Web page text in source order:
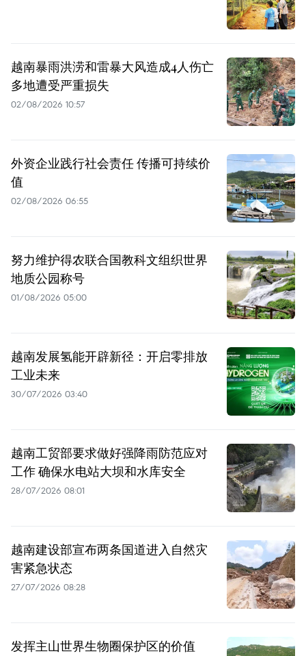
越南暴雨洪涝和雷暴大风造成4人伤亡
多地遭受严重损失
02/08/2026 10:57
外资企业践行社会责任 传播可持续价
值
02/08/2026 06:55
努力维护得农联合国教科文组织世界
地质公园称号
01/08/2026 05:00
越南发展氢能开辟新径：开启零排放
工业未来
30/07/2026 03:40
越南工贸部要求做好强降雨防范应对
工作 确保水电站大坝和水库安全
28/07/2026 08:01
越南建设部宣布两条国道进入自然灾
害紧急状态
27/07/2026 08:28
发挥主山世界生物圈保护区的价值